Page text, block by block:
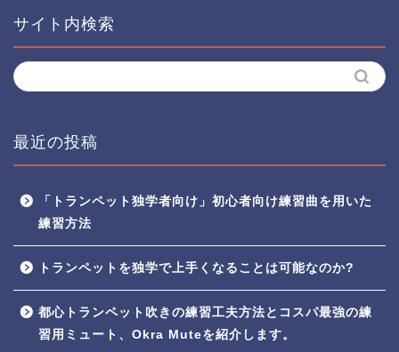
サイト内検索
最近の投稿
「トランペット独学者向け」初心者向け練習曲を用いた
練習方法
トランペットを独学で上手くなることは可能なのか?
都心トランペット吹きの練習工夫方法とコスパ最強の練
習用ミュート、Okra Muteを紹介します。